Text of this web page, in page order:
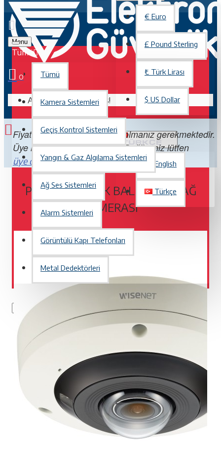
€ Euro
£ Pound Sterling
₺ Türk Lirası
$ US Dollar
TÜRKÇE
English
Türkçe
Menu
Tümü
Tümü
Kamera Sistemleri
Geçiş Kontrol Sistemleri
Yangın & Gaz Algılama Sistemleri
Ağ Ses Sistemleri
Alarm Sistemleri
Görüntülü Kapı Telefonları
Metal Dedektörleri
0
Alışveriş sepetiniz boş!
Fiyatları görebilmek için üye olmanız gerekmektedir.
Üye iseniz lütfengiriş yapın.Değilseniz lütfen
üye olun. Üye olmak ücretsizdir.
PNF-9010RV, 4K BALIK GÖZÜ AĞ
KAMERASI